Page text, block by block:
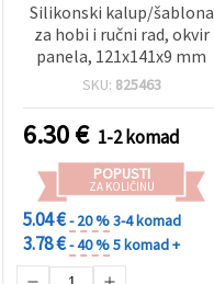
Silikonski kalup/šablona
za hobi i ručni rad, okvir
panela, 121x141x9 mm
SKU: 825463
6.30€ 1-2 komad
POPUSTI
ZA KOLIČINU
5.04 €- 20 %3-4 komad
3.78 €- 40 %5 komad +